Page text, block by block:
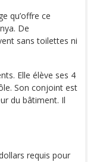
qu’offre ce
De
sans toilettes ni
Elle élève ses 4
Son conjoint est
du bâtiment. Il
requis pour